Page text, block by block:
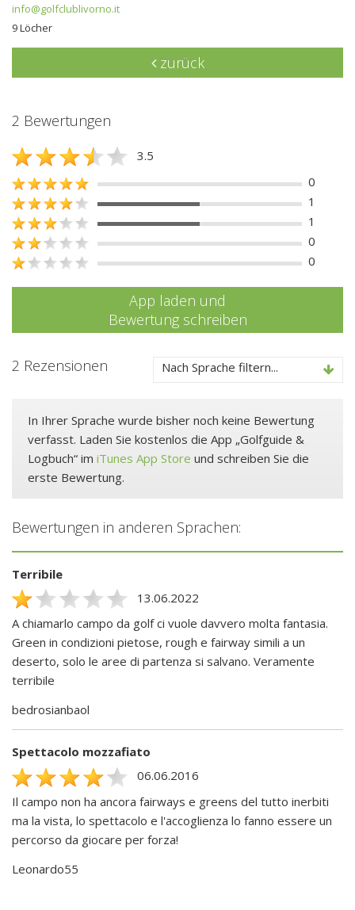
info@golfclublivorno.it
9 Löcher
zurück
2 Bewertungen
3.5
0
1
1
0
0
App laden und
Bewertung schreiben
2 Rezensionen Nach Sprache filtern...
In Ihrer Sprache wurde bisher noch keine Bewertung
verfasst. Laden Sie kostenlos die App „Golfguide &
Logbuch“ im iTunes App Store und schreiben Sie die
erste Bewertung.
Bewertungen in anderen Sprachen:
Terribile
13.06.2022
A chiamarlo campo da golf ci vuole davvero molta fantasia.
Green in condizioni pietose, rough e fairway simili a un
deserto, solo le aree di partenza si salvano. Veramente
terribile
bedrosianbaol
Spettacolo mozzafiato
06.06.2016
Il campo non ha ancora fairways e greens del tutto inerbiti
ma la vista, lo spettacolo e l'accoglienza lo fanno essere un
percorso da giocare per forza!
Leonardo55